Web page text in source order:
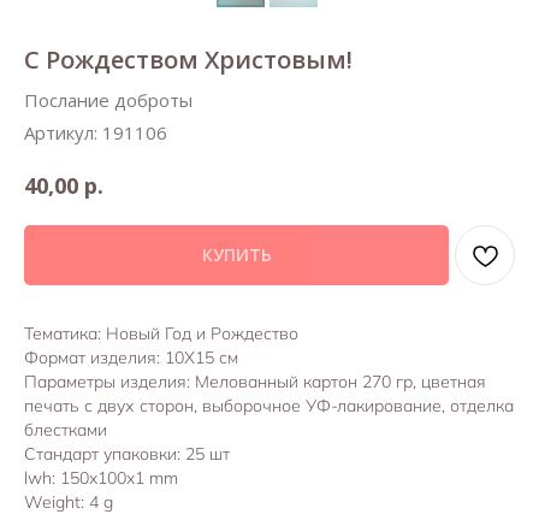
С Рождеством Христовым!
Послание доброты
Артикул: 191106
40,00 р.
КУПИТЬ
Тематика: Новый Год и Рождество
Формат изделия: 10Х15 см
Параметры изделия: Мелованный картон 270 гр, цветная
печать с двух сторон, выборочное УФ-лакирование, отделка
блестками
Стандарт упаковки: 25 шт
lwh: 150x100x1 mm
Weight: 4 g